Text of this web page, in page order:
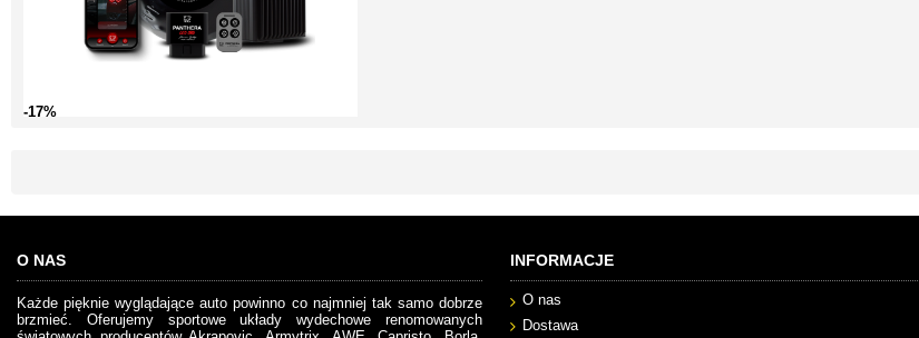
-17%
O NAS
Każde pięknie wyglądające auto powinno co najmniej tak samo dobrze
brzmieć. Oferujemy sportowe układy wydechowe renomowanych
INFORMACJE
O nas
Dostawa